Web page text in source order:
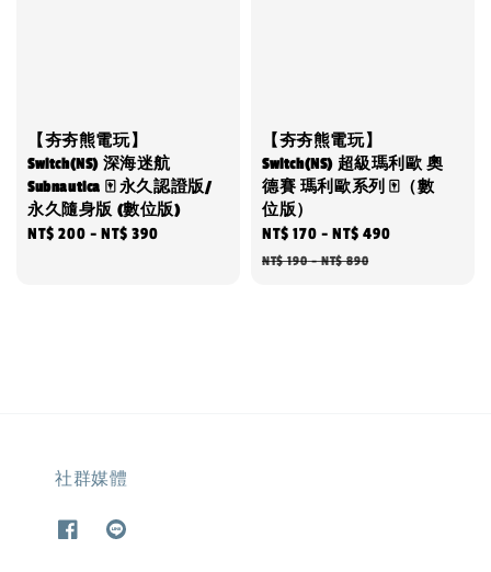
【夯夯熊電玩】
Switch(NS) 深海迷航
Subnautica 🀄 永久認證版/
永久隨身版 (數位版)
Regular
NT$ 200 -NT$ 390
【夯夯熊電玩】
Switch(NS) 超級瑪利歐 奧
德賽 瑪利歐系列 🀄（數
位版）
Sale
price
NT$ 170 -NT$ 490
NT$ 190-NT$ 890
社群媒體